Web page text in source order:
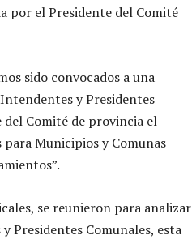
por el Presidente del Comité
sido convocados a una
y Presidentes
del Comité de provincia el
Municipios y Comunas
se reunieron para analizar
Presidentes Comunales, esta